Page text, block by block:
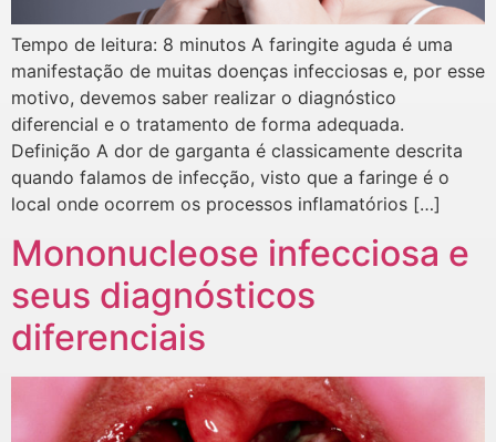
Tempo de leitura: 8 minutos A faringite aguda é uma
manifestação de muitas doenças infecciosas e, por esse
motivo, devemos saber realizar o diagnóstico
diferencial e o tratamento de forma adequada.
Definição A dor de garganta é classicamente descrita
quando falamos de infecção, visto que a faringe é o
local onde ocorrem os processos inflamatórios […]
Mononucleose infecciosa e
seus diagnósticos
diferenciais